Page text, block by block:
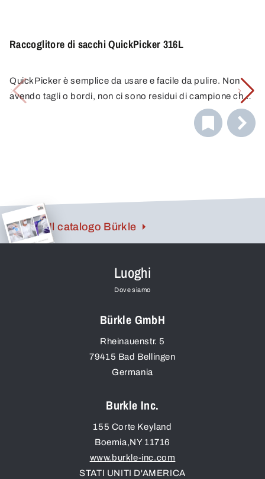
Raccoglitore di sacchi QuickPicker 316L
QuickPicker è semplice da usare e facile da pulire. Non
avendo tagli o bordi, non ci sono residui di campione che
possano falsificare i campioni successivi, il che lo rende
Il campionatore QuickPicker viene fornito completo di
due bottiglie di campione in PE da 250 ml e di una
Il catalogo Bürkle
Luoghi
Dove siamo
Bürkle GmbH
Rheinauenstr. 5
79415 Bad Bellingen
Germania
Burkle Inc.
155 Corte Keyland
Boemia,NY 11716
www.burkle-inc.com
STATI UNITI D'AMERICA